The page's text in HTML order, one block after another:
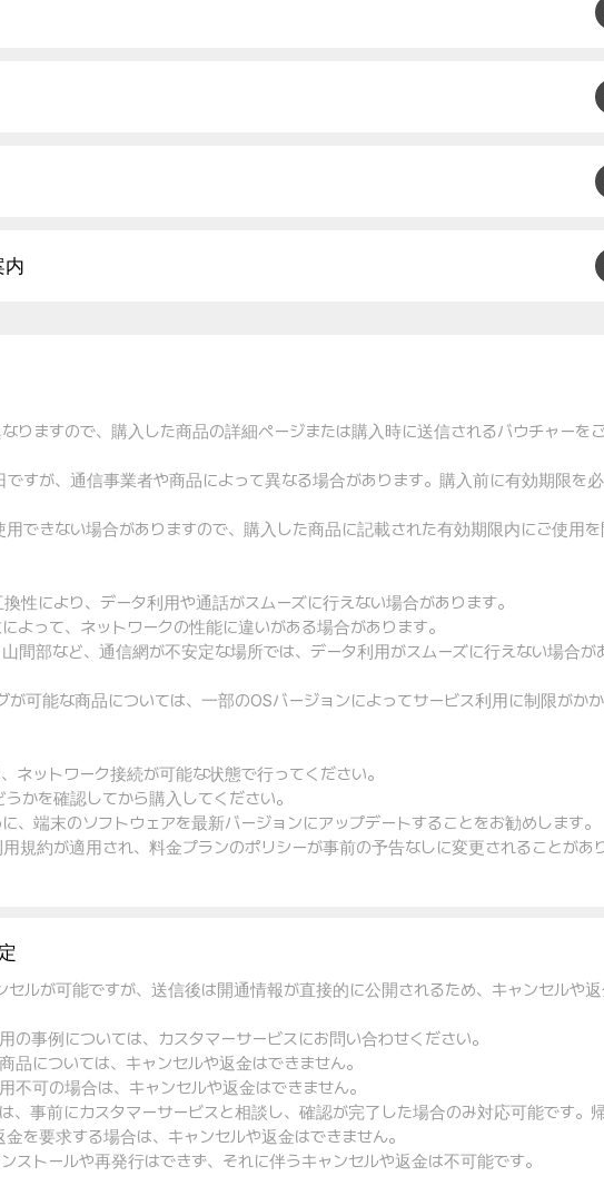
内
りますので、購入した商品の詳細ページまたは購入時に送信されるバウチャーを
すが、通信事業者や商品によって異なる場合があります。購入前に有効期限を
用できない場合がありますので、購入した商品に記載された有効期限内にご使用を
性により、データ利用や通話がスムーズに行えない場合があります。
よって、ネットワークの性能に違いがある場合があります。
間部など、通信網が不安定な場所では、データ利用がスムーズに行えない場合が
が可能な商品については、一部のOSバージョンによってサービス利用に制限がか
ネットワーク接続が可能な状態で行ってください。
かを確認してから購入してください。
、端末のソフトウェアを最新バージョンにアップデートすることをお勧めします。
規約が適用され、料金プランのポリシーが事前の予告なしに変更されることがあ
セルが可能ですが、送信後は開通情報が直接的に公開されるため、キャンセルや
の事例については、カスタマーサービスにお問い合わせください。
品については、キャンセルや返金はできません。
不可の場合は、キャンセルや返金はできません。
、事前にカスタマーサービスと相談し、確認が完了した場合のみ対応可能です。
を要求する場合は、キャンセルや返金はできません。
ストールや再発行はできず、それに伴うキャンセルや返金は不可能です。